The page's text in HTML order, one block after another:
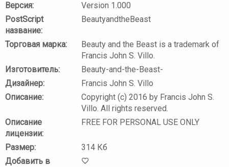
Версия:
Version 1.000
PostScript
название:
BeautyandtheBeast
Торговая марка:
Beauty and the Beast is a trademark of
Francis John S. Villo.
Изготовитель:
Beauty-and-the-Beast-
Дизайнер:
Francis John S. Villo
Описание:
Copyright (c) 2016 by Francis John S.
Villo. All rights reserved.
Описание
лицензии:
FREE FOR PERSONAL USE ONLY
Размер:
314 Кб
Добавить в